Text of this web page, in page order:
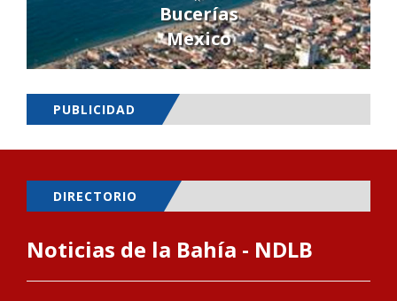
Bucerías
Mexico
PUBLICIDAD
DIRECTORIO
Noticias de la Bahía - NDLB